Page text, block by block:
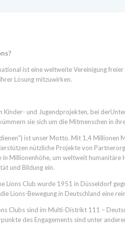
ist eine weltweite Vereinigung
Lösung mitzuwirken.
Kinder- und Jugendprojekten, bei
sie sich um die Mitmenschen in
dienen") ist unser Motto. Mit 1,4
nützliche Projekte von
in Millionenhöhe, um weltweit
und Bildung ein.
Lions Club wurde 1951 in Düsseldorf
Lions-Bewegung in Deutschland eine
Clubs sind im Multi-Distrikt 111 –
des Engagements sind unter